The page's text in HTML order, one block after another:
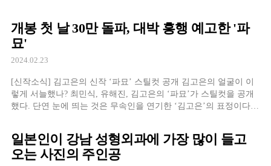
개봉 첫 날 30만 돌파, 대박 흥행 예고한 '파
묘'
2024.02.23
[신작소식] 김고은의 신작 ‘파묘’ 스틸컷 공개 김고은의 얼굴이 이
렇게 서늘했나? 최민식, 유해진, 김고은의 ‘파묘’가 스틸컷을 공개
했다. 단연 눈에 띄는 것은 무속인을 연기한 ‘김고은’의 표정이다.
일본인이 강남 성형외과에 가장 많이 들고
오는 사진의 주인공